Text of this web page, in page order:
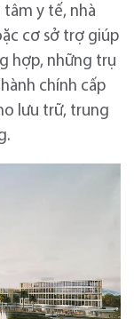
y tế, nhà
cơ sở trợ giúp
hợp, những trụ
chính cấp
lưu trữ, trung